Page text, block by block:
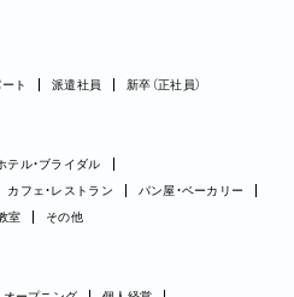
ト 派遣社員 新卒（正社員）
テル・ブライダル
カフェ・レストラン
パン屋・ベーカリー
室 その他